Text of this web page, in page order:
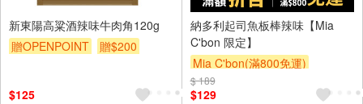
新東陽高粱酒辣味牛肉角120g
贈OPENPOINT
贈$200
$125
納多利起司魚板棒辣味【Mia
C'bon 限定】
Mia C'bon(滿800免運)
滿額折
$ 189
$129